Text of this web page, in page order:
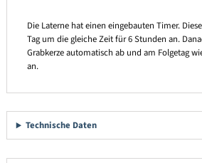
Die Laterne hat einen eingebauten Timer.
Tag um die gleiche Zeit für 6 Stunden an.
Grabkerze automatisch ab und am Folgetag
an.
Technische Daten